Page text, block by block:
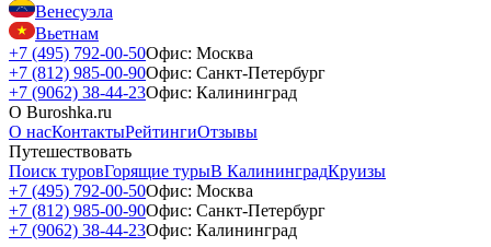
Венесуэла
Вьетнам
+7 (495) 792-00-50Офис: Москва
+7 (812) 985-00-90Офис: Санкт-Петербург
+7 (9062) 38-44-23Офис: Калининград
О Buroshka.ru
О насКонтактыРейтингиОтзывы
Путешествовать
Поиск туровГорящие турыВ КалининградКруизы
+7 (495) 792-00-50Офис: Москва
+7 (812) 985-00-90Офис: Санкт-Петербург
+7 (9062) 38-44-23Офис: Калининград